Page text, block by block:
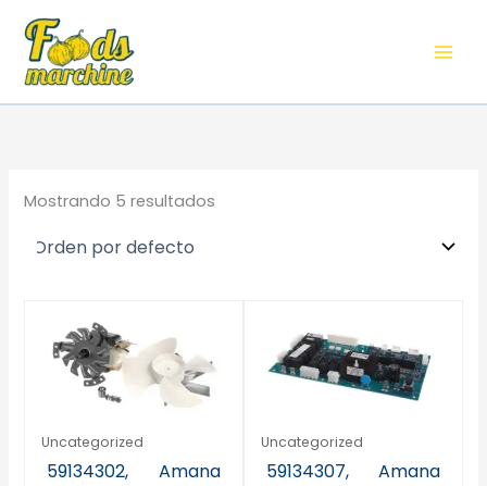
contenido
Mostrando 5 resultados
Uncategorized
59134302, Amana
Uncategorized
59134307, Amana